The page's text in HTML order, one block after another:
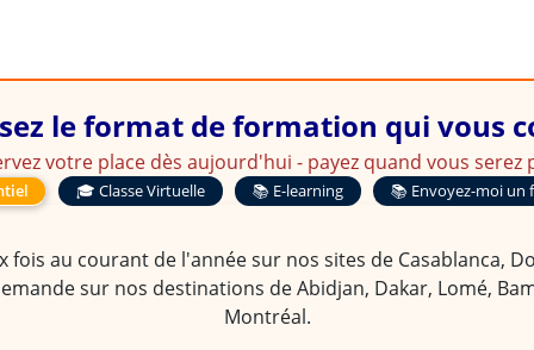
le format de formation qui vous
votre place dès aujourd'hui - payez quand vous serez
🎓 Classe Virtuelle 📚 E-learning 📚 Envoyez-moi un
au courant de l'année sur nos sites de Casablanca,
sur nos destinations de Abidjan, Dakar, Lomé,
Montréal.